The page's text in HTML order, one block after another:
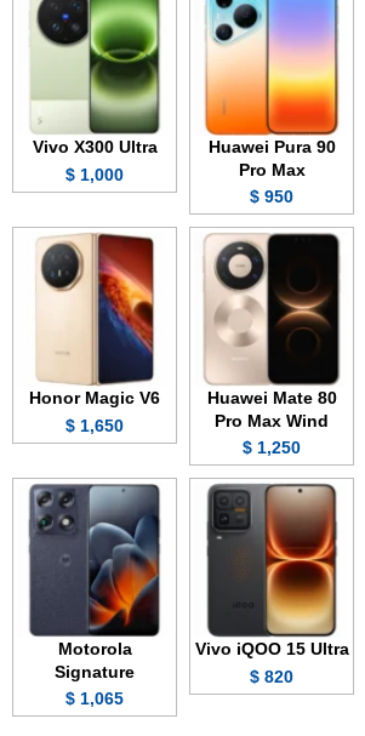
Huawei Pura 90
Pro Max
950 $
Vivo X300 Ultra
1,000 $
Huawei Mate 80
Pro Max Wind
1,250 $
Honor Magic V6
1,650 $
Vivo iQOO 15 Ultra
820 $
Motorola
Signature
1,065 $